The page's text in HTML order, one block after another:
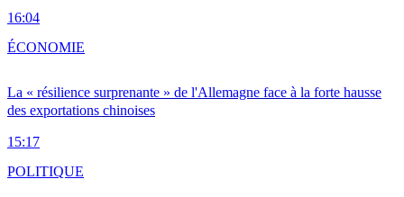
16:04
La « résilience surprenante » de l'Allemagne face à la forte hausse
des exportations chinoises
15:17
ÉCONOMIE
POLITIQUE